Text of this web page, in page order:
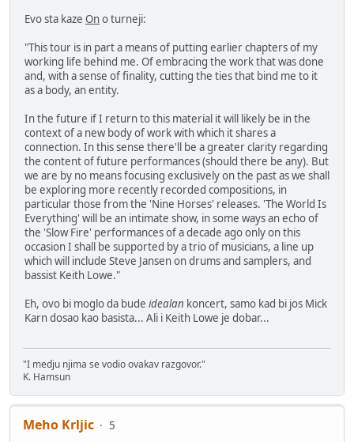
Evo sta kaze Ono turneji:
"This tour is in part a means of putting earlier chapters of my
working life behind me. Of embracing the work that was done
and, with a sense of finality, cutting the ties that bind me to it
as a body, an entity.
In the future if I return to this material it will likely be in the
context of a new body of work with which it shares a
connection. In this sense there'll be a greater clarity regarding
the content of future performances (should there be any). But
we are by no means focusing exclusively on the past as we shall
be exploring more recently recorded compositions, in
particular those from the 'Nine Horses' releases. 'The World Is
Everything' will be an intimate show, in some ways an echo of
the 'Slow Fire' performances of a decade ago only on this
occasion I shall be supported by a trio of musicians, a line up
which will include Steve Jansen on drums and samplers, and
bassist Keith Lowe."
Eh, ovo bi moglo da bude idealan koncert, samo kad bi jos Mick
Karn dosao kao basista... Ali i Keith Lowe je dobar...
"I medju njima se vodio ovakav razgovor."
K. Hamsun
Meho Krljic
5